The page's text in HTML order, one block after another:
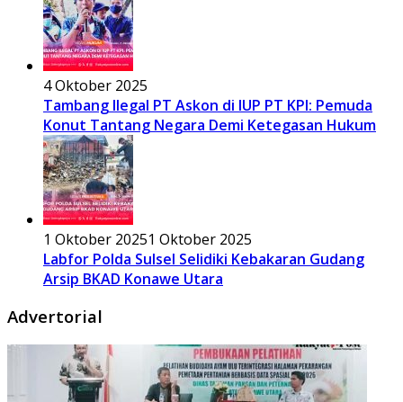
4 Oktober 2025
Tambang Ilegal PT Askon di IUP PT KPI: Pemuda
Konut Tantang Negara Demi Ketegasan Hukum
1 Oktober 20251 Oktober 2025
Labfor Polda Sulsel Selidiki Kebakaran Gudang
Arsip BKAD Konawe Utara
Advertorial